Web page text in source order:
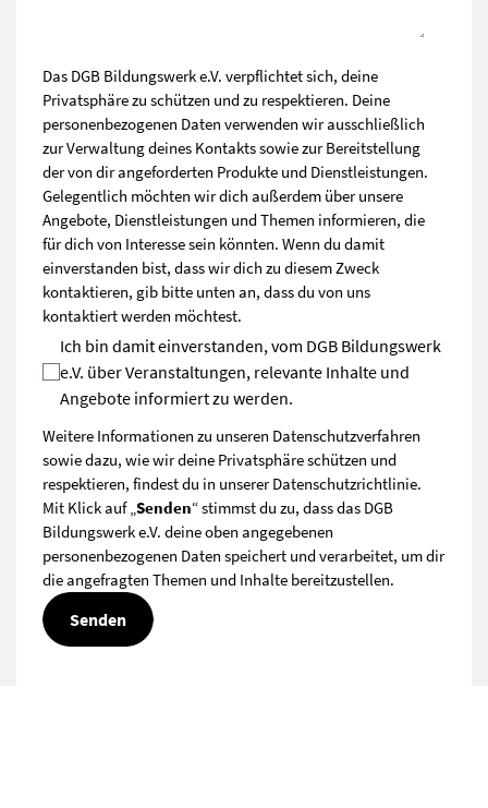
Das DGB Bildungswerk e.V. verpflichtet sich, deine
Privatsphäre zu schützen und zu respektieren. Deine
personenbezogenen Daten verwenden wir ausschließlich
zur Verwaltung deines Kontakts sowie zur Bereitstellung
der von dir angeforderten Produkte und Dienstleistungen.
Gelegentlich möchten wir dich außerdem über unsere
Angebote, Dienstleistungen und Themen informieren, die
für dich von Interesse sein könnten. Wenn du damit
einverstanden bist, dass wir dich zu diesem Zweck
kontaktieren, gib bitte unten an, dass du von uns
kontaktiert werden möchtest.
Ich bin damit einverstanden, vom DGB Bildungswerk
e.V. über Veranstaltungen, relevante Inhalte und
Angebote informiert zu werden.
Weitere Informationen zu unseren Datenschutzverfahren
sowie dazu, wie wir deine Privatsphäre schützen und
respektieren, findest du in unsererDatenschutzrichtlinie.
Mit Klick auf „Senden“ stimmst du zu, dass das DGB
Bildungswerk e.V. deine oben angegebenen
personenbezogenen Daten speichert und verarbeitet, um dir
die angefragten Themen und Inhalte bereitzustellen.